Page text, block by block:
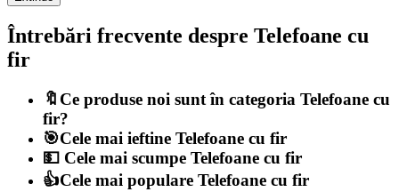
eficient, telefoanele cu fir sunt o alegere excelentă.
Avantaje și caracteristici ale telefoanelor
cu fir
Fiabilitate: Telefoanele cu fir de la Moll Market sunt supuse
unor teste riguroase de calitate și respectă standardele
internaționale, asigurându-vă că investiția dvs. este una
durabilă.
Funcționalitate:
Fiecare model este proiectat pentru a oferi o
Întrebări frecvente despre Telefoane cu
fir
🔖Ce produse noi sunt în categoria Telefoane cu
fir?
🎯Cele mai ieftine Telefoane cu fir
💵 Cele mai scumpe Telefoane cu fir
👍Cele mai populare Telefoane cu fir